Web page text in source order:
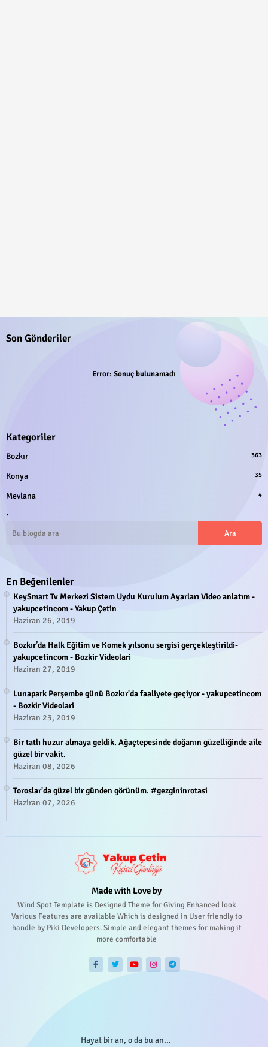
Son Gönderiler
Error: Sonuç bulunamadı
Kategoriler
Bozkır 363
Konya 35
Mevlana 4
.
En Beğenilenler
KeySmart Tv Merkezi Sistem Uydu Kurulum Ayarları Video anlatım -
yakupcetincom - Yakup Çetin
Haziran 26, 2019
Bozkır’da Halk Eğitim ve Komek yılsonu sergisi gerçekleştirildi-
yakupcetincom - Bozkir Videolari
Haziran 27, 2019
Lunapark Perşembe günü Bozkır'da faaliyete geçiyor - yakupcetincom
- Bozkir Videolari
Haziran 23, 2019
Bir tatlı huzur almaya geldik. Ağaçtepesinde doğanın güzelliğinde aile
güzel bir vakit.
Haziran 08, 2026
Toroslar'da güzel bir günden görünüm. #gezgininrotasi
Haziran 07, 2026
Made with Love by
Wind Spot Template is Designed Theme for Giving Enhanced look
Various Features are available Which is designed in User friendly to
handle by Piki Developers. Simple and elegant themes for making it
more comfortable
Hayat bir an, o da bu an...